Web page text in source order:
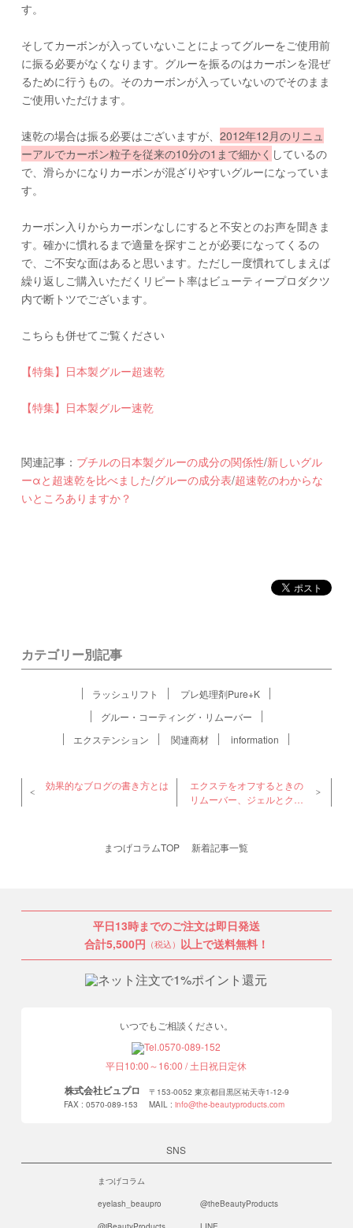
す。
そしてカーボンが入っていないことによってグルーをご使用前
に振る必要がなくなります。グルーを振るのはカーボンを混ぜ
るために行うもの。そのカーボンが入っていないのでそのまま
ご使用いただけます。
速乾の場合は振る必要はございますが、 2012年12月のリニュ
ーアルでカーボン粒子を従来の10分の1まで細かく しているの
で、滑らかになりカーボンが混ざりやすいグルーになっていま
す。
カーボン入りからカーボンなしにすると不安とのお声を聞きま
す。確かに慣れるまで適量を探すことが必要になってくるの
で、ご不安な面はあると思います。ただし一度慣れてしまえば
繰り返しご購入いただくリピート率はビューティープロダクツ
内で断トツでございます。
こちらも併せてご覧ください
【特集】日本製グルー超速乾
【特集】日本製グルー速乾
関連記事： ブチルの日本製グルーの成分の関係性/新しいグル
ーαと超速乾を比べました/グルーの成分表/超速乾のわからな
いところありますか？
カテゴリー別記事
ラッシュリフト
プレ処理剤Pure+K
グルー・コーティング・リムーバー
エクステンション
関連商材 information
効果的なブログの書き方とは
エクステをオフするときの
リムーバー、ジェルとクリ
まつげコラムTOP 新着記事一覧
平日13時までのご注文は即日発送
合計5,500円 （税込） 以上で送料無料！
いつでもご相談ください。
平日10:00～16:00 / 土日祝日定休
株式会社ビュプロ
〒153-0052 東京都目黒区祐天寺1-12-9
FAX : 0570-089-153
MAIL : info@the-beautyproducts.com
SNS
まつげコラム
eyelash_beaupro @theBeautyProducts